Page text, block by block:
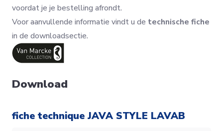
voordat je je bestelling afrondt.
Voor aanvullende informatie vindt u de technische fiche
in de downloadsectie.
Download
fiche technique JAVA STYLE LAVAB